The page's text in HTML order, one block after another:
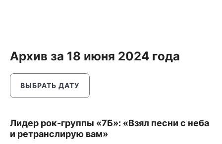
Архив за 18 июня 2024 года
ВЫБРАТЬ ДАТУ
Лидер рок-группы «7Б»: «Взял песни с неба
и ретранслирую вам»